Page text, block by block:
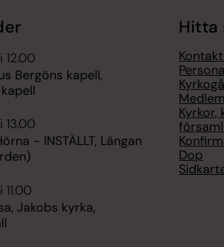
12.00
Bergöns kapell,
13.00
- INSTÄLLT, Längan
Jakobs kyrka,
Hitta
Kyrkor,
Dop